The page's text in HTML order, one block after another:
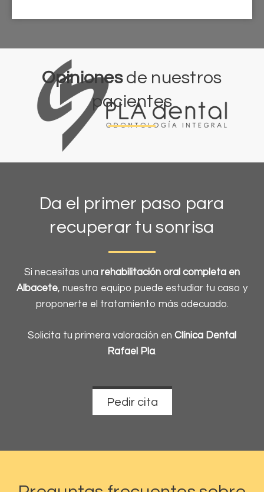
Opinionesde nuestros
pacientes
Da el primer paso para
recuperar tu sonrisa
Si necesitas una rehabilitación oral completa en
Albacete, nuestro equipo puede estudiar tu caso y
proponerte el tratamiento más adecuado.
Solicita tu primera valoración en Clínica Dental
Rafael Pla.
Pedir cita